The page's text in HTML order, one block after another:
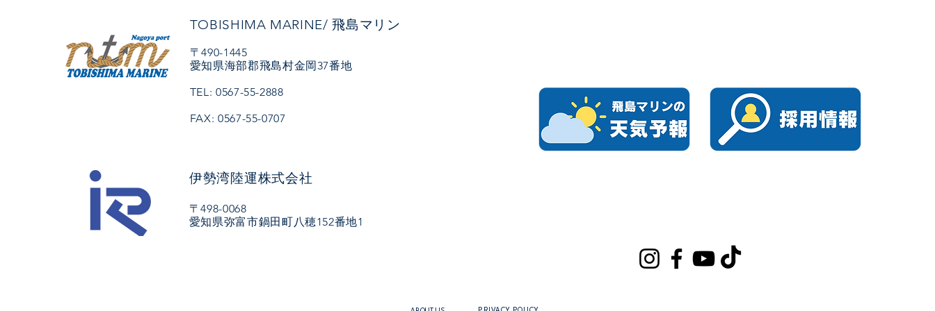
TOBISHIMA MARINE/ 飛島マリン
〒490-1445
愛知県海部郡飛島村金岡37番地
TEL: 0567-55-2888
FAX: 0567-55-0707
伊勢湾陸運株式会社
〒498-0068
愛知県弥富市鍋田町八穂152番地1